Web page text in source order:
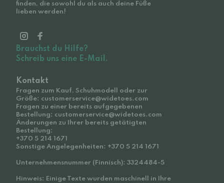
finden, die sowohl du als auch deine Füße
lieben werden!
Brauchst du Hilfe?
Schreib uns eine E-Mail.
Kontakt
Fragen zum Kauf, Schuhmodell oder zur
Größe: customerservice@widetoes.com
Fragen zu einer bereits aufgegebenen
Bestellung: customerservice@widetoes.com
Änderungen zu Ihrer bereits getätigten
Bestellung:
+370 5 214 1671
Sonstige Angelegenheiten: +370 5 214 1671
Unternehmensnummer (Finnisch): 3324484-5
Hinweis: Einige Texte wurden maschinell in Ihre